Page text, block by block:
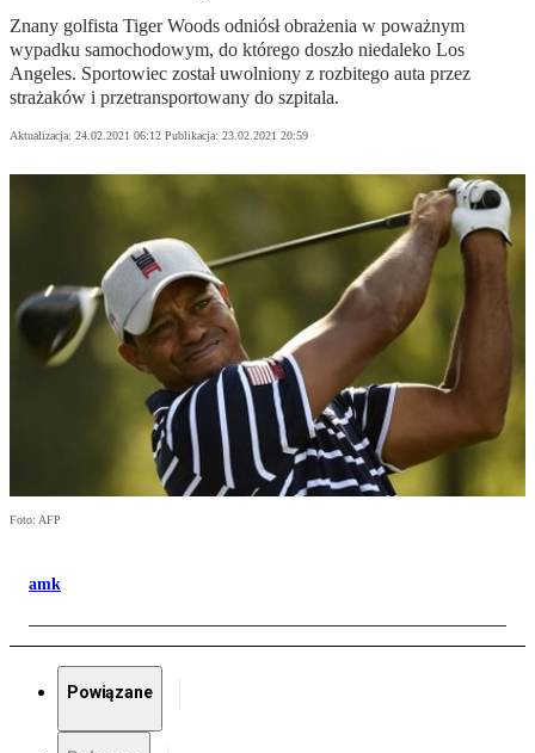
Znany golfista Tiger Woods odniósł obrażenia w poważnym
wypadku samochodowym, do którego doszło niedaleko Los
Angeles. Sportowiec został uwolniony z rozbitego auta przez
strażaków i przetransportowany do szpitala.
Aktualizacja: 24.02.2021 06:12 Publikacja: 23.02.2021 20:59
Foto: AFP
amk
Powiązane